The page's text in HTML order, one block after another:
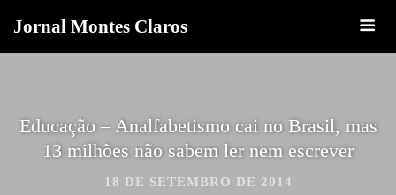
Jornal Montes Claros
Educação – Analfabetismo cai no Brasil, mas
13 milhões não sabem ler nem escrever
18 DE SETEMBRO DE 2014